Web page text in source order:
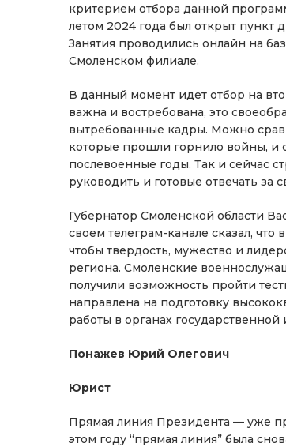
критерием отбора данной
летом 2024 года был открыт пункт
Занятия проводились онлайн на
Смоленском филиале.
В данный момент идет отбор на
важна и востребована, это
вытребованные кадры. Можно
которые прошли горнило войны, и
послевоенные годы. Так и сейчас
руководить и готовые отвечать за
Губернатор Смоленской области
своем телеграм-канале сказал, что
чтобы твердость, мужество и
региона. Смоленские
получили возможность пройти
направлена на подготовку
работы в органах
Понажев Юрий Олегович
Юрист
Прямая линия Президента — уже
этом году “прямая линия” была